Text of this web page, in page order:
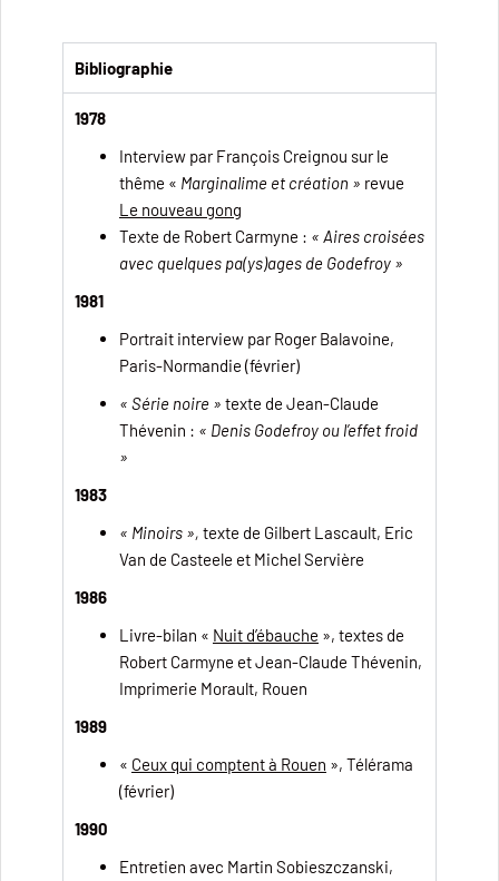
Bibliographie
1978
Interview par François Creignou sur le
thême « Marginalime et création » revue
Le nouveau gong
Texte de Robert Carmyne : « Aires croisées
avec quelques pa(ys)ages de Godefroy »
1981
Portrait interview par Roger Balavoine,
Paris-Normandie (février)
« Série noire » texte de Jean-Claude
Thévenin : « Denis Godefroy ou l’effet froid
»
1983
« Minoirs », texte de Gilbert Lascault, Eric
Van de Casteele et Michel Servière
1986
Livre-bilan « Nuit d’ébauche », textes de
Robert Carmyne et Jean-Claude Thévenin,
Imprimerie Morault, Rouen
1989
« Ceux qui comptent à Rouen », Télérama
(février)
1990
Entretien avec Martin Sobieszczanski,